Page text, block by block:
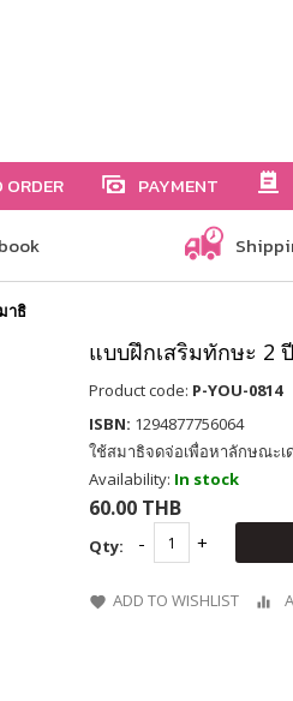
ORDER PAYMENT
าธิ
แบบฝึกเสริมทักษะ 2
Product code: P-YOU-0814
ISBN: 1294877756064
ใช้สมาธิจดจ่อเพื่อหาลักษณะเ
Availability: In stock
60.00 THB
Qty:
ADD TO WISHLIST